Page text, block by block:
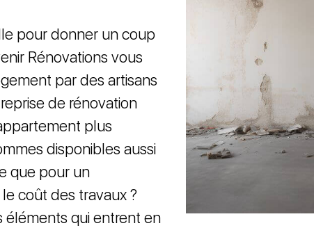
pour donner un coup
Rénovations vous
par des artisans
de rénovation
plus
disponibles aussi
que pour un
coût des travaux ?
éléments qui entrent en